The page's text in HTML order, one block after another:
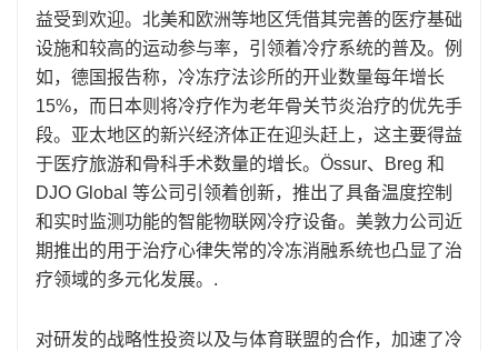
益受到欢迎。北美和欧洲等地区凭借其完善的医疗基础
设施和较高的运动参与率，引领着冷疗系统的普及。例
如，德国报告称，冷冻疗法诊所的开业数量每年增长
15%，而日本则将冷疗作为老年骨关节炎治疗的优先手
段。亚太地区的新兴经济体正在迎头赶上，这主要得益
于医疗旅游和骨科手术数量的增长。Össur、Breg 和
DJO Global 等公司引领着创新，推出了具备温度控制
和实时监测功能的智能物联网冷疗设备。美敦力公司近
期推出的用于治疗心律失常的冷冻消融系统也凸显了治
疗领域的多元化发展。.
对研发的战略性投资以及与体育联盟的合作，加速了冷